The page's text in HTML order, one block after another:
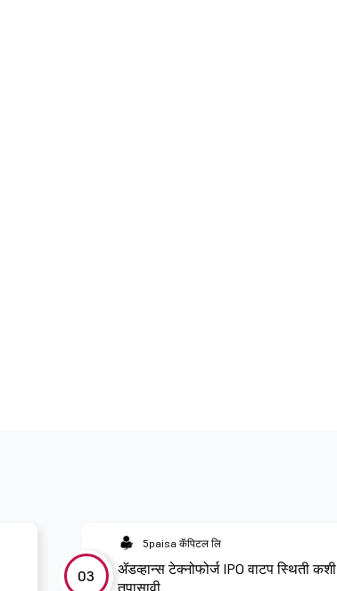
03
5paisa कॅपिटल लि
ॲडव्हान्स टेक्नोफोर्ज IPO वाटप स्थिती कशी